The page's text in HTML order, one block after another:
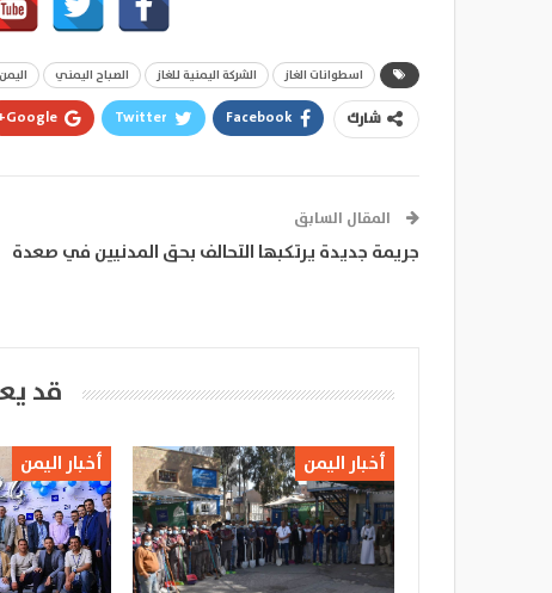
اسطوانات الغاز الشركة اليمنية للغاز الصباح اليمني اليمن
شارك Facebook
Twitter
Google+
المقال السابق
جريمة جديدة يرتكبها التحالف بحق المدنيين في صعدة
قد
أخبار اليمن أخبار اليمن